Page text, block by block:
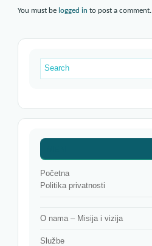
You must be logged in to post a comment.
Početna
Politika privatnosti
O nama – Misija i vizija
Službe